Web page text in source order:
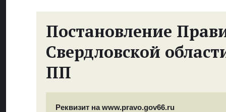
Постановление
Свердловской
ПП
Реквизит на www.pravo.gov66.ru